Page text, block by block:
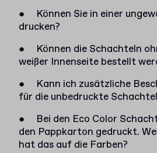
●
Können Sie in einer
drucken?
●
Können die Schachteln
weißer Innenseite bestellt
●
Kann ich zusätzliche
für die unbedruckte
●
Bei den Eco Color
den Pappkarton gedruckt.
hat das auf die Farben?